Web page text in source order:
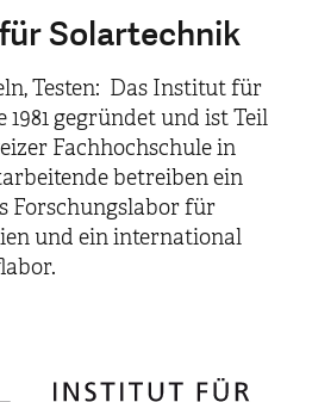
Solartechnik
Testen: Das Institut für
gegründet und ist Teil
Fachhochschule in
betreiben ein
Forschungslabor für
und ein international